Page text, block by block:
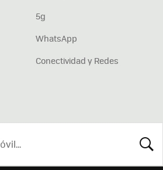
5g
WhatsApp
Conectividad y Redes